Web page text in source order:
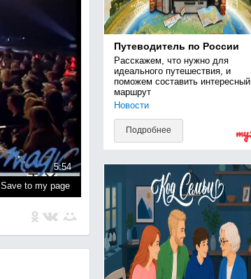
5:54
Save to my page
Путеводитель по России
Расскажем, что нужно для
идеального путешествия, и
поможем составить интересный
маршрут
Новости
Подробнее